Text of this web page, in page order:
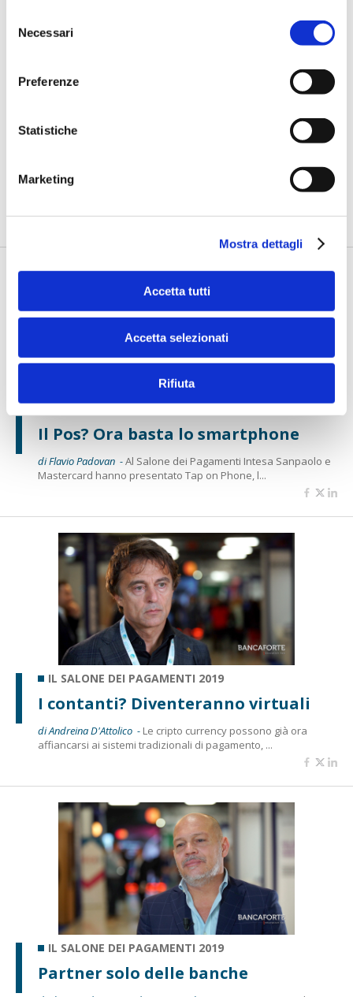
delNecessari
Preferenze
Statistiche
Marketing
Mostra dettagli
Accetta tutti
Accetta selezionati
Rifiuta
IL SALONE DEI PAGAMENTI 2019
Open banking, tre campi di azioni
L'open banking rappresenta una delle
IL SALONE DEI PAGAMENTI 2019
Il Pos? Ora basta lo smartphone
di Flavio Padovan -Al Salone dei Pagamenti Intesa Sanpaolo e
Mastercard hanno presentato Tap on Phone, l...
IL SALONE DEI PAGAMENTI 2019
I contanti? Diventeranno virtuali
di Andreina D'Attolico - Le cripto currency possono già ora
affiancarsi ai sistemi tradizionali di pagamento, ...
IL SALONE DEI PAGAMENTI 2019
Partner solo delle banche